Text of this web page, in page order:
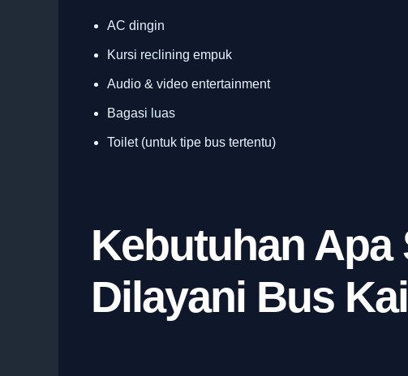
AC dingin
Kursi reclining empuk
Audio & video entertainment
Bagasi luas
Toilet (untuk tipe bus tertentu)
Kebutuhan Apa
Dilayani Bus